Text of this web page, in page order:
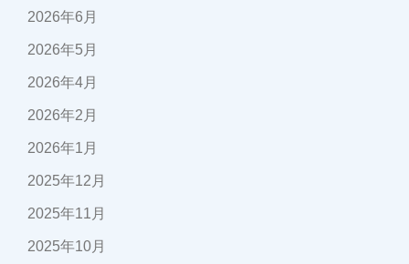
2026年6月
2026年5月
2026年4月
2026年2月
2026年1月
2025年12月
2025年11月
2025年10月